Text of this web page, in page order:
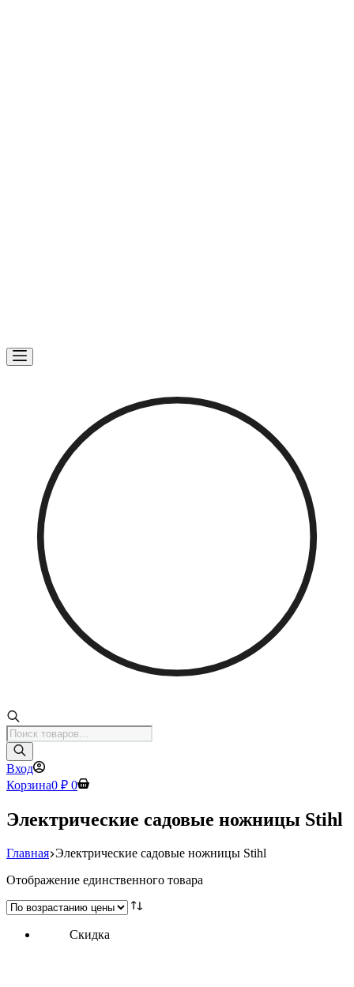
Поиск
товаров
Вход
Корзина0 ₽ 0
Электрические садовые ножницы Stihl
Главная Электрические садовые ножницы Stihl
Отображение единственного товара
Скидка